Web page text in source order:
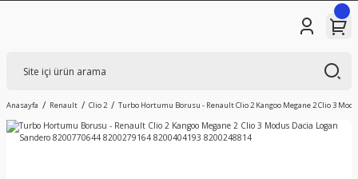
Anasayfa Renault Clio 2 Turbo Hortumu Borusu - Renault Clio 2 Kangoo Megane 2 Clio 3